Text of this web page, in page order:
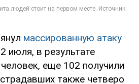
массированную атаку
июля, в результате
еще 102 получили
также четверо